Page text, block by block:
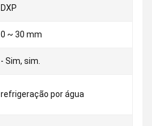
DXP
0 ~ 30 mm
- Sim, sim.
refrigeração por água